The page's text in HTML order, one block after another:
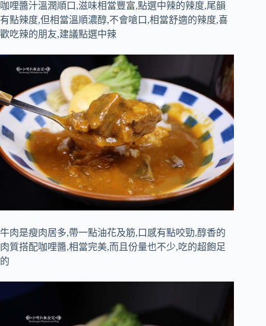
咖哩醬汁溫潤順口,滋味相當豐富,點選中辣的辣度,尾韻
有點辣度,但相當溫順濃醇,不會嗆口,相當舒適的辣度,喜
歡吃辣的朋友,建議點選中辣
牛肉是瘦肉居多,帶一點油花及筋,口感有點咬勁,醇香的
肉質搭配咖哩醬,相當完美,而且份量也不少,吃的超飽足
的